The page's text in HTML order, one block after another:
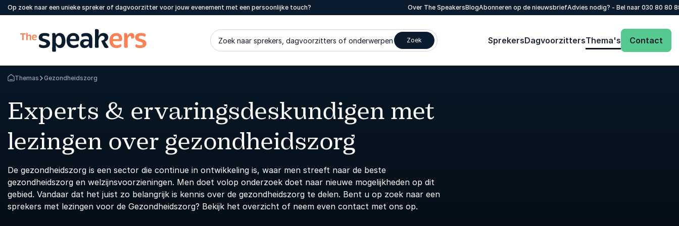
Op zoek naar een unieke spreker of dagvoorzitter voor jouw evenement met een persoonlijke touch? Over The SpeakersBlogAbonneren op de nieuwsbriefAdvies nodig? - Bel naar 030 80 80
Zoek naar sprekers, dagvoorzitters of onderwerpen Zoek SprekersDagvoorzittersThema's Contact
Terug naar de startpagina
Themas Gezondheidszorg
Experts & ervaringsdeskundigen met
lezingen over gezondheidszorg
De gezondheidszorg is een sector die continue in ontwikkeling is, waar men streeft naar de beste
gezondheidszorg en welzijnsvoorzieningen. Men doet volop onderzoek doet naar nieuwe mogelijkheden op dit
gebied. Vandaar dat het juist zo belangrijk is kennis over de gezondheidszorg te delen. Bent u op zoek naar een
sprekers met lezingen voor de Gezondheidszorg? Bekijk het overzicht of neem even contact met ons op.